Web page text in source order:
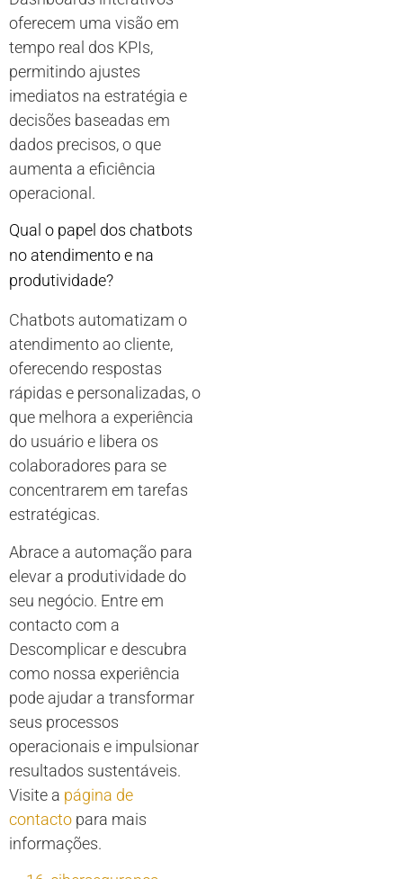
oferecem uma visão em
tempo real dos KPIs,
permitindo ajustes
imediatos na estratégia e
decisões baseadas em
dados precisos, o que
aumenta a eficiência
operacional.
Qual o papel dos chatbots
no atendimento e na
produtividade?
Chatbots automatizam o
atendimento ao cliente,
oferecendo respostas
rápidas e personalizadas, o
que melhora a experiência
do usuário e libera os
colaboradores para se
concentrarem em tarefas
estratégicas.
Abrace a automação para
elevar a produtividade do
seu negócio. Entre em
contacto com a
Descomplicar e descubra
como nossa experiência
pode ajudar a transformar
seus processos
operacionais e impulsionar
resultados sustentáveis.
Visite a página de
contacto para mais
informações.